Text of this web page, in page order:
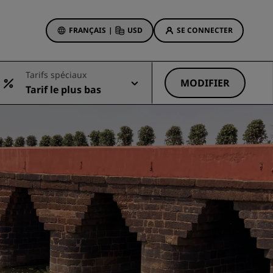
Rewards
réservations
FRANÇAIS | USD SE CONNECTER
Offres d'hôtels
Découvrez nos offres
La magie opère dès les premiers
Deals of the Day
Réservez à l’avance
Voir nos forfaits
Idées de voyage
Hôtels adaptés aux familles
Tarifs spéciaux
Tarif le plus bas MODIFIER